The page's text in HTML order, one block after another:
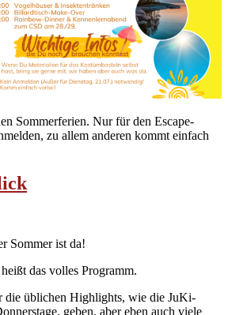
Sommerferien. Nur für den Escape-
zu allem anderen kommt einfach
Sommer ist da!
das volles Programm.
die üblichen Highlights, wie die JuKi-
geben, aber eben auch viele